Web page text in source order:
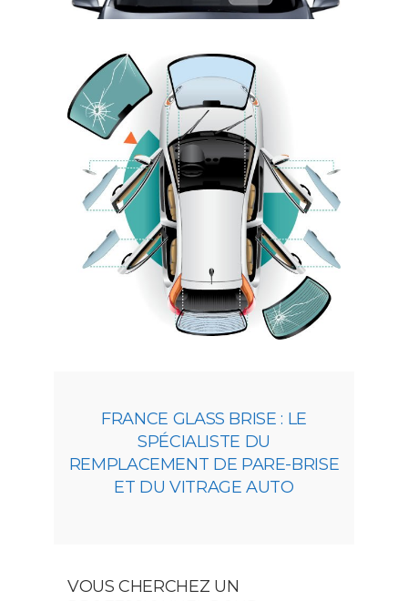
FRANCE GLASS BRISE : LE
SPÉCIALISTE DU
REMPLACEMENT DE PARE-BRISE
ET DU VITRAGE AUTO
VOUS CHERCHEZ UN